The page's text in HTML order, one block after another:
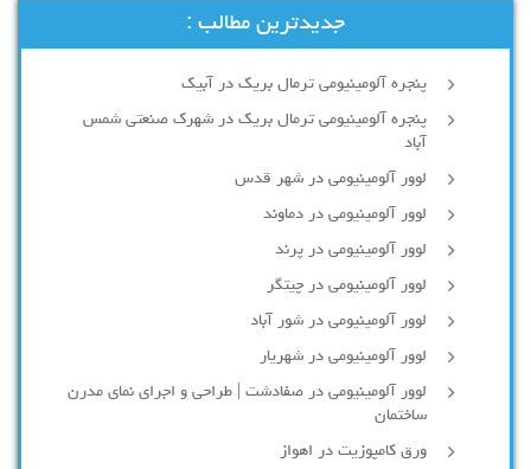
جدیدترین مطالب :
پنجره آلومینیومی ترمال بریک در آبیک
پنجره آلومینیومی ترمال بریک در شهرک صنعتی شمس
آباد
لوور آلومینیومی در شهر قدس
لوور آلومینیومی در دماوند
لوور آلومینیومی در پرند
لوور آلومینیومی در چیتگر
لوور آلومینیومی در شور آباد
لوور آلومينيومي در شهريار
لوور آلومینیومی در صفادشت | طراحی و اجرای نمای مدرن
ساختمان
ورق کامپوزیت در اهواز